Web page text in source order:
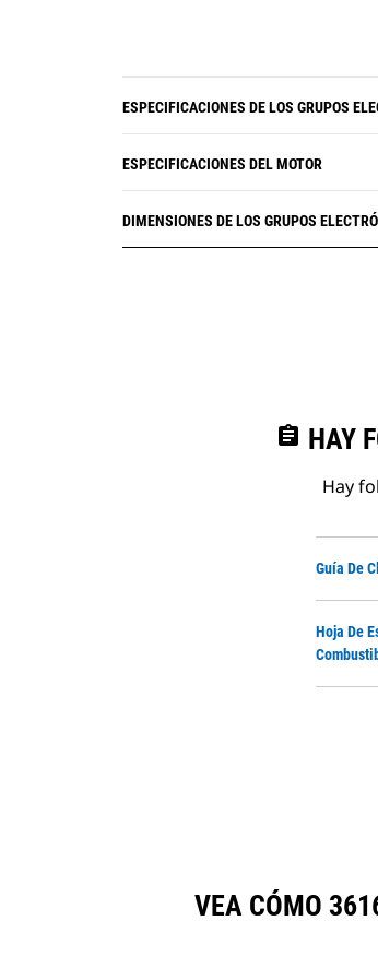
ESPECIFICACIONES DE LOS GRUPOS
ESPECIFICACIONES DEL MOTOR
DIMENSIONES DE LOS GRUPOS
assignment HAY
Hay
Guía De
Hoja De
VEA CÓMO